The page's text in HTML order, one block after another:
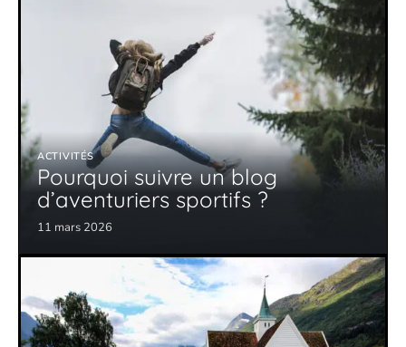
ACTIVITÉS
Pourquoi suivre un blog
d’aventuriers sportifs ?
11 mars 2026